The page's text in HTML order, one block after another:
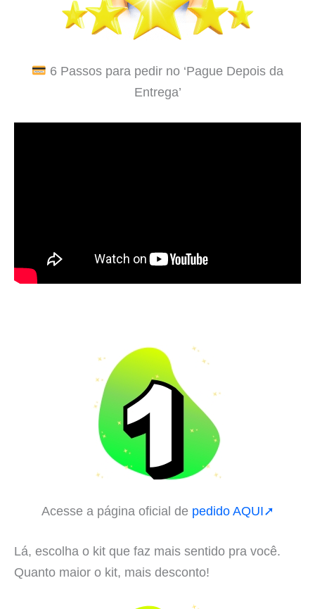
6 Passos para pedir no ‘Pague Depois da
Entrega’
Acesse a página oficial de pedido AQUI➚
Lá, escolha o kit que faz mais sentido pra você.
Quanto maior o kit, mais desconto!